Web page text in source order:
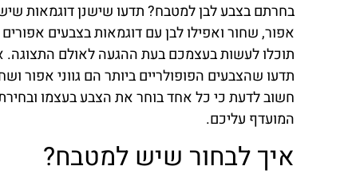
בחרתם בצבע לבן למטבח? תדעו שישנן דוגמאות
אפור, שחור ואפילו לבן עם דוגמאות בצבעים
תוכלו לעשות בעצמכם בעת ההגעה לאולם
תדעו שהצבעים הפופולריים ביותר הם גווני אפור
חשוב לדעת כי כל אחד בוחר את הצבע בעצמו
המועדף עליכם.
איך לבחור שיש למטבח?